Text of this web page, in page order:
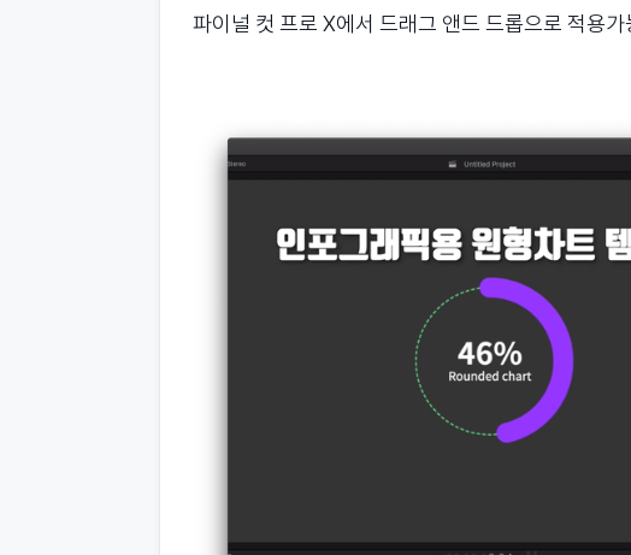
파이널 컷 프로 X에서 드래그 앤드 드롭으로 적용